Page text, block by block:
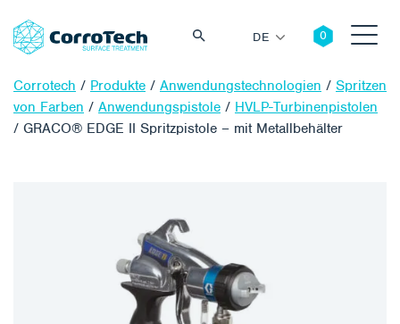
DE
Corrotech / Produkte / Anwendungstechnologien / Spritzen
von Farben / Anwendungspistole / HVLP-Turbinenpistolen
/ GRACO® EDGE II Spritzpistole – mit Metallbehälter